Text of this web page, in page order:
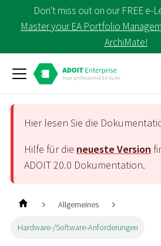
Don't miss out on our FREE e-
Master your EA Portfolio
ArchiMate!
Hier lesen Sie die
Hilfe für die neueste Version
ADOIT20.0 Dokumentation.
Allgemeines
Hardware-/Software-Anforderungen